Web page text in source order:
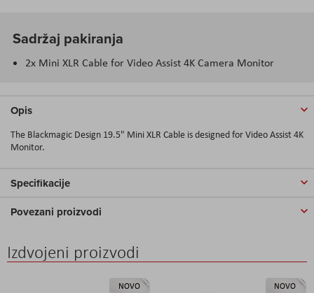
Sadržaj pakiranja
2x Mini XLR Cable for Video Assist 4K Camera Monitor
Opis
The Blackmagic Design 19.5" Mini XLR Cable is designed for Video Assist 4K
Monitor.
Specifikacije
Povezani proizvodi
Izdvojeni proizvodi
NOVO NOVO